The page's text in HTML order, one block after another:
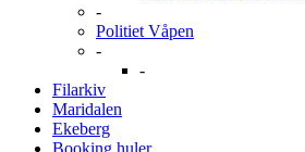
-
Politiet Våpen
-
-
Filarkiv
Maridalen
Ekeberg